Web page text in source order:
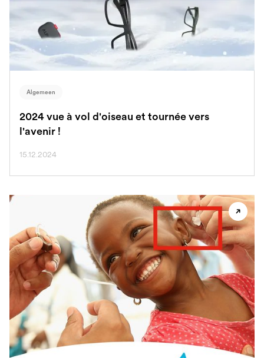
Algemeen
2024 vue à vol d'oiseau et tournée vers
l'avenir !
15.12.2024